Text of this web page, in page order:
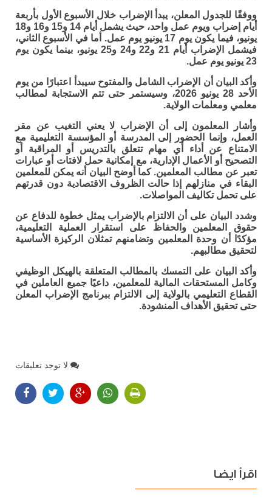
ووفقًا للجدول المعلن، يبدأ الإضراب خلال الأسبوع الأول بأربعة
أيام إضراب ويوم عمل واحد، حيث يشمل أيام 14 و15 و16 و18
يونيو، فيما يكون يوم 17 يونيو يوم عمل. أما في الأسبوع الثاني،
فيشمل الإضراب أيام 21 و22 و24 و25 يونيو، بينما يكون يوم
23 يونيو يوم عمل.
وأكد البيان أن الإضراب الشامل والمفتوح سيبدأ اعتبارًا من يوم
الأحد 28 يونيو 2026، وسيستمر حتى تتم الاستجابة لمطالب
معلمي ومعلمات الولاية.
وأشار المعلمون إلى أن الإضراب لا يعني التغيب عن مقر
العمل، وإنما الحضور إلى المدرسة أو المؤسسة التعليمية مع
الامتناع عن أداء أي مهام تتعلق بالتدريس أو المراقبة أو
التصحيح أو الأعمال الإدارية، مع إمكانية حمل لافتات أو عبارات
تعبر عن مطالب المعلمين. كما أوضح البيان أنه يمكن للمعلمين
البقاء في منازلهم إذا حالت الظروف الاقتصادية دون قدرتهم
على تحمل تكاليف المواصلات.
وشدد البيان على أن الالتزام بالإضراب يمثل خطوة للدفاع عن
حقوق المعلمين والحفاظ على استقرار العملية التعليمية،
مؤكدًا أن وحدة المعلمين وتضامنهم تمثلان الركيزة الأساسية
لتحقيق مطالبهم.
وأكد البيان على التمسك بالمطالب المتعلقة بالهيكل الوظيفي
وكامل المستحقات المالية للمعلمين، داعيًا جميع العاملين في
القطاع التعليمي بالولاية إلى الالتزام ببرنامج الإضراب المعلن
حتى تحقيق الأهداف المنشودة.
لا توجد تعليقات
اقرأ ايضا